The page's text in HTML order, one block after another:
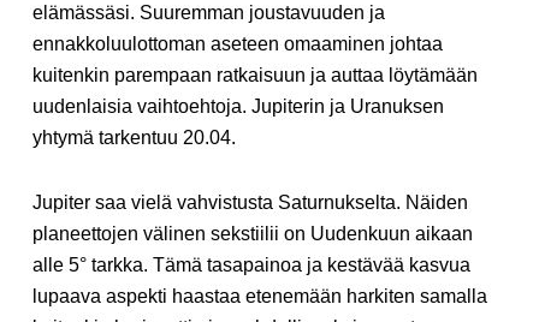
elämässäsi. Suuremman joustavuuden ja
ennakkoluulottoman aseteen omaaminen johtaa
kuitenkin parempaan ratkaisuun ja auttaa löytämään
uudenlaisia vaihtoehtoja. Jupiterin ja Uranuksen
yhtymä tarkentuu 20.04.
Jupiter saa vielä vahvistusta Saturnukselta. Näiden
planeettojen välinen sekstiilii on Uudenkuun aikaan
alle 5° tarkka. Tämä tasapainoa ja kestävää kasvua
lupaava aspekti haastaa etenemään harkiten samalla